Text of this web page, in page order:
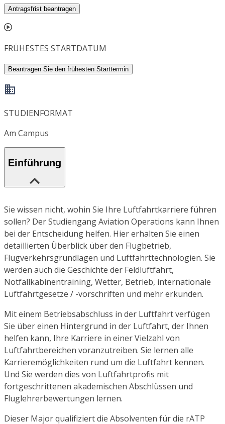
Antragsfrist beantragen
FRÜHESTES STARTDATUM
Beantragen Sie den frühesten Starttermin
STUDIENFORMAT
Am Campus
Einführung
Sie wissen nicht, wohin Sie Ihre Luftfahrtkarriere führen
sollen? Der Studiengang Aviation Operations kann Ihnen
bei der Entscheidung helfen. Hier erhalten Sie einen
detaillierten Überblick über den Flugbetrieb,
Flugverkehrsgrundlagen und Luftfahrttechnologien. Sie
werden auch die Geschichte der Feldluftfahrt,
Notfallkabinentraining, Wetter, Betrieb, internationale
Luftfahrtgesetze / -vorschriften und mehr erkunden.
Mit einem Betriebsabschluss in der Luftfahrt verfügen
Sie über einen Hintergrund in der Luftfahrt, der Ihnen
helfen kann, Ihre Karriere in einer Vielzahl von
Luftfahrtbereichen voranzutreiben. Sie lernen alle
Karrieremöglichkeiten rund um die Luftfahrt kennen.
Und Sie werden dies von Luftfahrtprofis mit
fortgeschrittenen akademischen Abschlüssen und
Fluglehrerbewertungen lernen.
Dieser Major qualifiziert die Absolventen für die rATP